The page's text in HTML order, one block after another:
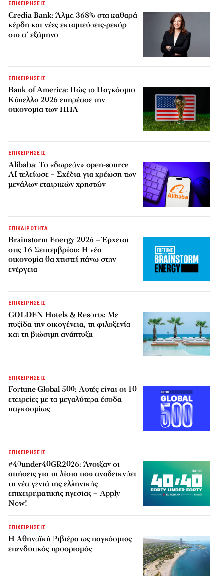
ΕΠΙΧΕΙΡΗΣΕΙΣ
Credia Bank: Άλμα 368% στα καθαρά
κέρδη και νέες εκταμιεύσεις-ρεκόρ
στο α’ εξάμηνο
ΕΠΙΧΕΙΡΗΣΕΙΣ
Bank of America: Πώς το Παγκόσμιο
Κύπελλο 2026 επηρέασε την
οικονομία των ΗΠΑ
ΕΠΙΧΕΙΡΗΣΕΙΣ
Alibaba: Το «δωρεάν» open-source
AI τελείωσε – Σχέδια για χρέωση των
μεγάλων εταιρικών χρηστών
ΕΠΙΚΑΙΡΟΤΗΤΑ
Brainstorm Energy 2026 – Έρχεται
στις 16 Σεπτεμβρίου: Η νέα
οικονομία θα χτιστεί πάνω στην
ενέργεια
ΕΠΙΧΕΙΡΗΣΕΙΣ
GOLDEN Hotels & Resorts: Με
πυξίδα την οικογένεια, τη φιλοξενία
και τη βιώσιμη ανάπτυξη
ΕΠΙΧΕΙΡΗΣΕΙΣ
Fortune Global 500: Αυτές είναι οι 10
εταιρείες με τα μεγαλύτερα έσοδα
παγκοσμίως
ΕΠΙΧΕΙΡΗΣΕΙΣ
#40under40GR2026: Άνοιξαν οι
αιτήσεις για τη λίστα που αναδεικνύει
τη νέα γενιά της ελληνικής
επιχειρηματικής ηγεσίας – Apply
Now!
ΕΠΙΧΕΙΡΗΣΕΙΣ
Η Αθηναϊκή Ριβιέρα ως παγκόσμιος
επενδυτικός προορισμός